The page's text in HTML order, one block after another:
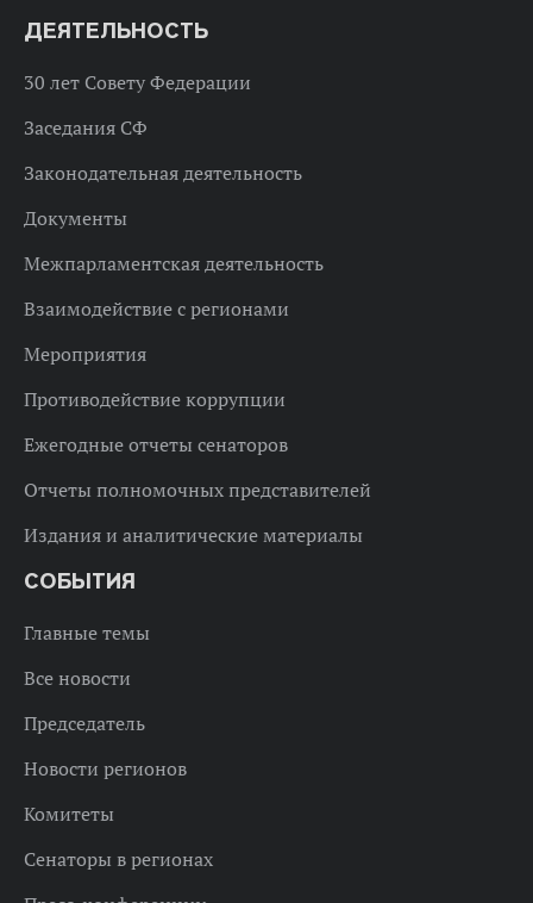
ДЕЯТЕЛЬНОСТЬ
30 лет Совету Федерации
Заседания СФ
Законодательная деятельность
Документы
Межпарламентская деятельность
Взаимодействие с регионами
Мероприятия
Противодействие коррупции
Ежегодные отчеты сенаторов
Отчеты полномочных представителей
Издания и аналитические материалы
СОБЫТИЯ
Главные темы
Все новости
Председатель
Новости регионов
Комитеты
Сенаторы в регионах